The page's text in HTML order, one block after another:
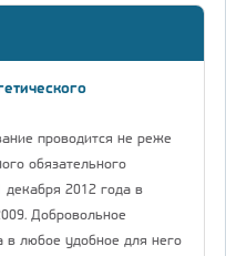
проводится не реже
обязательного
декабря 2012 года в
Добровольное
в любое удобное для него